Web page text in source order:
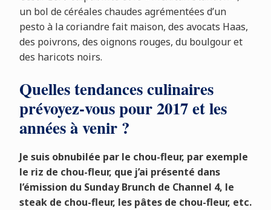
un bol de céréales chaudes agrémentées d’un
pesto à la coriandre fait maison, des avocats Haas,
des poivrons, des oignons rouges, du boulgour et
des haricots noirs.
Quelles tendances culinaires
prévoyez-vous pour 2017 et les
années à venir ?
Je suis obnubilée par le chou-fleur, par exemple
le riz de chou-fleur, que j’ai présenté dans
l’émission du Sunday Brunch de Channel 4, le
steak de chou-fleur, les pâtes de chou-fleur, etc.